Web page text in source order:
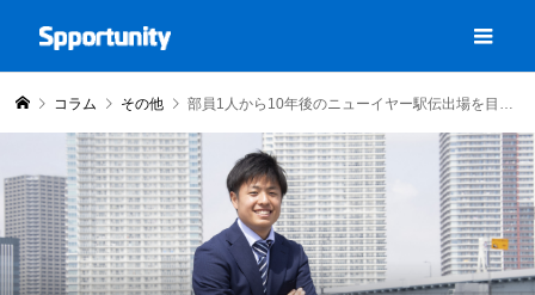
コラム その他 部員1人から10年後のニューイヤー駅伝出場を目指すフルヤ金属・阪本大貴の決意